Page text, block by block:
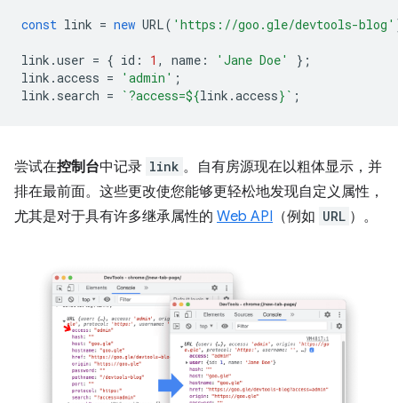
const link = new URL( 'https://goo.gle/devtools-blog'
link .user = { id : 1 , name : 'Jane Doe'
};
link .access = 'admin' ;
link . search = `?access=${link .access} ` ;
尝试在控制台中记录 link 。自有房源现在以粗体显示，并
排在最前面。这些更改使您能够更轻松地发现自定义属性，
尤其是对于具有许多继承属性的 Web API （例如 URL ）。